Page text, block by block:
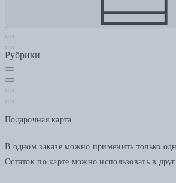
Рубрики
Подарочная карта
В одном заказе можно применить только
Остаток по карте можно использовать в